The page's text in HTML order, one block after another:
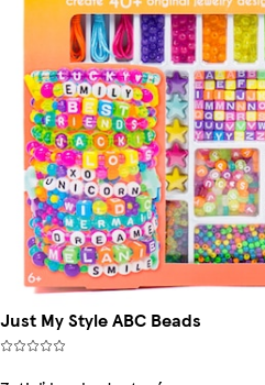
Just My Style ABC Beads